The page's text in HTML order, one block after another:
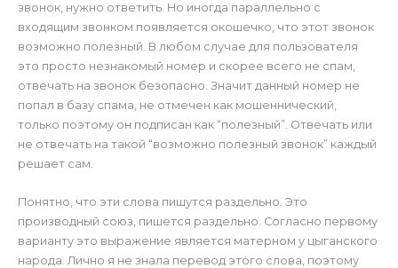
звонок, нужно ответить. Но иногда параллельно с
входящим звонком появляется окошечко, что этот звонок
возможно полезный. В любом случае для пользователя
это просто незнакомый номер и скорее всего не спам,
отвечать на звонок безопасно. Значит данный номер не
попал в базу спама, не отмечен как мошеннический,
только поэтому он подписан как “полезный”. Отвечать или
не отвечать на такой “возможно полезный звонок” каждый
решает сам.
Понятно, что эти слова пишутся раздельно. Это
производный союз, пишется раздельно. Согласно первому
варианту это выражение является матерном у цыганского
народа. Лично я не знала перевод этого слова, поэтому